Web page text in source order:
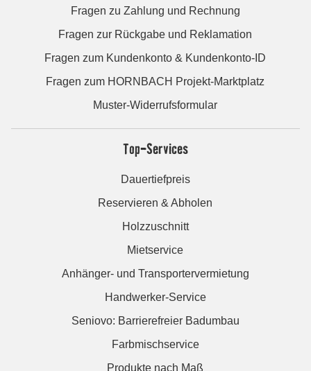
Fragen zu Zahlung und Rechnung
Fragen zur Rückgabe und Reklamation
Fragen zum Kundenkonto & Kundenkonto-ID
Fragen zum HORNBACH Projekt-Marktplatz
Muster-Widerrufsformular
Top-Services
Dauertiefpreis
Reservieren & Abholen
Holzzuschnitt
Mietservice
Anhänger- und Transportervermietung
Handwerker-Service
Seniovo: Barrierefreier Badumbau
Farbmischservice
Produkte nach Maß